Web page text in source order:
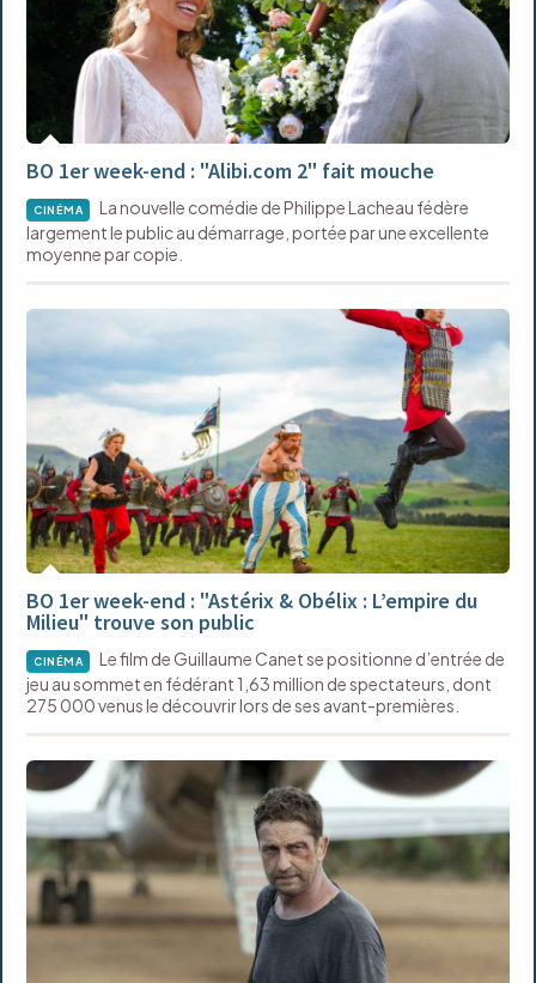
BO 1er week-end : "Alibi.com 2" fait mouche
CINÉMA
La nouvelle comédie de Philippe Lacheau fédère
largement le public au démarrage, portée par une excellente
moyenne par copie.
BO 1er week-end : "Astérix & Obélix : L’empire du
Milieu" trouve son public
CINÉMA
Le film de Guillaume Canet se positionne d’entrée de
jeu au sommet en fédérant 1,63 million de spectateurs, dont
275 000 venus le découvrir lors de ses avant-premières.